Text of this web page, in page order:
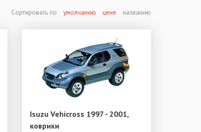
Сортировать по умолчанию цене названию
Isuzu Vehicross 1997 - 2001,
коврики